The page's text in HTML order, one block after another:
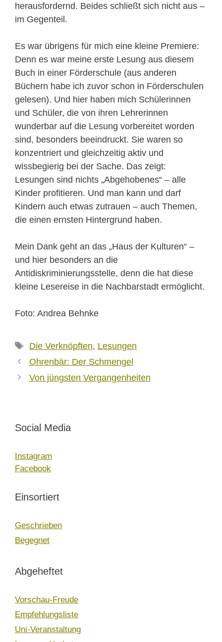
herausfordernd. Beides schließt sich nicht aus –
im Gegenteil.
Es war übrigens für mich eine kleine Premiere:
Denn es war meine erste Lesung aus diesem
Buch in einer Förderschule (aus anderen
Büchern habe ich zuvor schon in Förderschulen
gelesen). Und hier haben mich Schülerinnen
und Schüler, die von ihren Lehrerinnen
wunderbar auf die Lesung vorbereitet worden
sind, besonders beeindruckt. Sie waren so
konzentriert und gleichzeitig aktiv und
wissbegierig bei der Sache. Das zeigt:
Lesungen sind nichts „Abgehobenes“ – alle
Kinder profitieren. Und man kann und darf
Kindern auch etwas zutrauen – auch Themen,
die einen ernsten Hintergrund haben.
Mein Dank geht an das „Haus der Kulturen“ –
und hier besonders an die
Antidiskriminierungsstelle, denn die hat diese
kleine Lesereise in die Nachbarstadt ermöglicht.
Foto: Andrea Behnke
Schlagwörter
Die Verknöpften, Lesungen
Ohrenbär: Der Schmengel
Von jüngsten Vergangenheiten
Social Media
Instagram
Facebook
Einsortiert
Geschrieben
Begegnet
Abgeheftet
Vorschau-Freude
Empfehlungsliste
Uni-Veranstaltung